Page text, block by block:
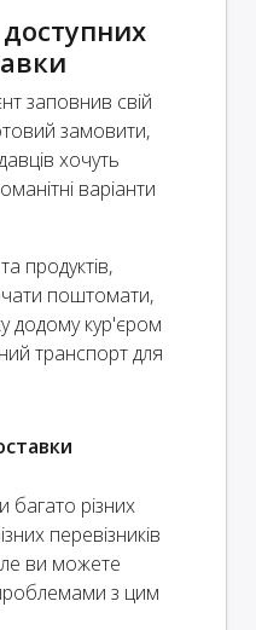
заповнив свій
замовити,
хочуть
варіанти
продуктів,
поштомати,
додому кур'єром
транспорт для
різних
перевізників
ви можете
проблемами з цим